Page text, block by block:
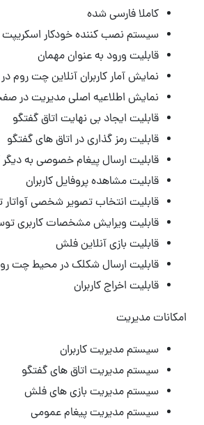
کاملا فارسی شده
سیستم نصب کننده خودکار اسکریپت
قابلیت ورود به عنوان مهمان
نمایش آمار کاربران آنلاین چت
نمایش اطلاعیه اصلی مدیریت در
قابلیت ایجاد بی نهایت اتاق گفتگو
قابلیت رمز گذاری در اتاق های گفتگو
قابلیت ارسال پیغام خصوصی به دیگر
قابلیت مشاهده پروفایل کاربران
قابلیت انتخاب تصویر شخصی آواتار
قابلیت ویرایش مشخصات کاربری
قابلیت بازی آنلاین فلش
قابلیت ارسال شکلک در محیط چت
قابلیت اخراج کاربران
امکانات مدیریت
سیستم مدیریت کاربران
سیستم مدیریت اتاق های گفتگو
سیستم مدیریت بازی های فلش
سیستم مدیریت پیغام عمومی